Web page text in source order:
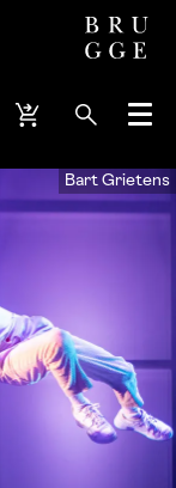
Menu
Bart Grietens